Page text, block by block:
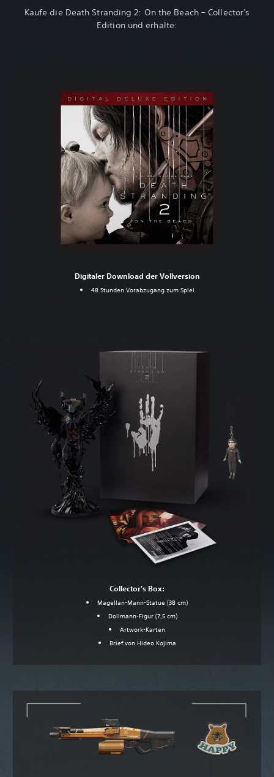
Kaufe die Death Stranding 2: On the Beach – Collector's
Edition und erhalte:
Digitaler Download der Vollversion
48 Stunden Vorabzugang zum Spiel
Collector's Box:
Magellan-Mann-Statue (38 cm)
Dollmann-Figur (7,5 cm)
Artwork-Karten
Brief von Hideo Kojima